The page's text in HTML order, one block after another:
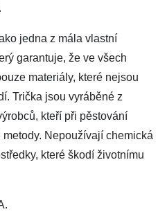
jedna z mála vlastní
garantuje, že ve všech
materiály, které nejsou
Trička jsou vyráběné z
kteří při pěstování
Nepoužívají chemická
které škodí životnímu